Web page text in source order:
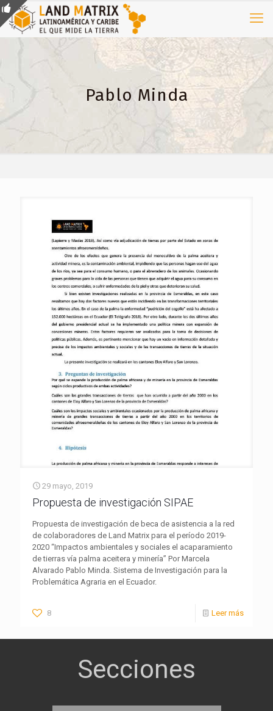
Pablo Minda
29 mayo, 2019
Propuesta de investigación SIPAE
Propuesta de investigación de beca de asistencia a la red
de colaboradores de Land Matrix para el período 2019-
2020 “Impactos ambientales y sociales el acaparamiento
de tierras vía palma aceitera y minería” Por Marcela
Alvarado Pablo Minda. Sistema de Investigación para la
Problemática Agraria en el Ecuador.
8 Leer más